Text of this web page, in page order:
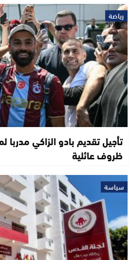
رياضة
تأجيل تقديم بادو الزاكي
ظروف عائلية
سياسة